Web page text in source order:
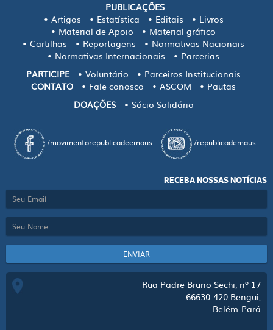
PUBLICAÇÕES
Artigos
Estatística Editais
Livros
Material de Apoio
Material gráfico
Cartilhas
Reportagens
Normativas Nacionais
Normativas Internacionais
Parcerias
PARTICIPE
Voluntário
Parceiros Institucionais
CONTATO
Fale conosco ASCOM
Pautas
DOAÇÕES
Sócio Solidário
/movimentorepublicadeemaus /republicademaus
RECEBA NOSSAS NOTÍCIAS
ENVIAR
Rua Padre Bruno Sechi, nº 17
66630-420 Bengui,
Belém-Pará